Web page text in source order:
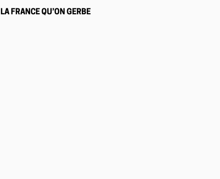
LA FRANCE QU’ON GERBE